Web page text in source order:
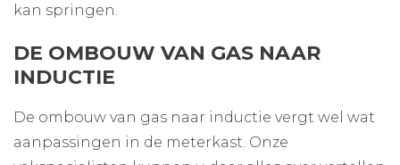
kan springen.
DE OMBOUW VAN GAS NAAR
INDUCTIE
De ombouw van gas naar inductie vergt wel wat
aanpassingen in de meterkast. Onze